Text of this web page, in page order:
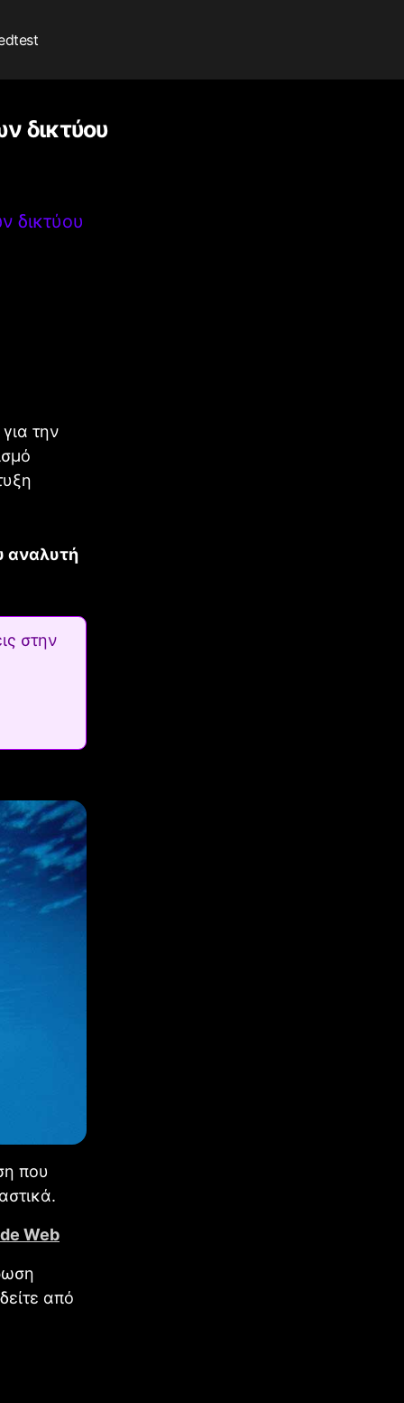
δικτύου
δικτύου
την
αναλυτή
στην
που
Web
από